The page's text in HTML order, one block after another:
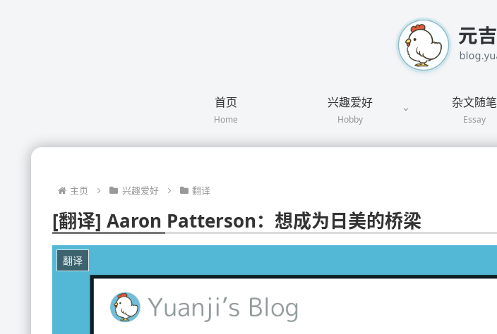
首页
Home
兴趣爱好
Hobby
杂文随笔
Essay
主页 兴趣爱好 翻译
[翻译] Aaron Patterson：想成为日美的桥梁
翻译